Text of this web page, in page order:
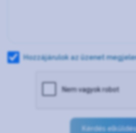
Hozzájárulok az üzenet
Kérdés